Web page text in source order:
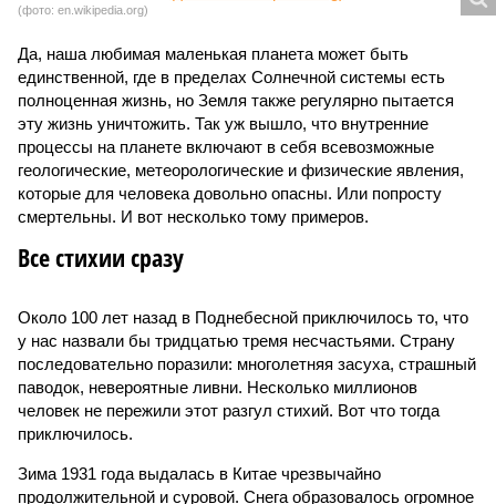
(фото: en.wikipedia.org)
Да, наша любимая маленькая планета может быть
единственной, где в пределах Солнечной системы есть
полноценная жизнь, но Земля также регулярно пытается
эту жизнь уничтожить. Так уж вышло, что внутренние
процессы на планете включают в себя всевозможные
геологические, метеорологические и физические явления,
которые для человека довольно опасны. Или попросту
смертельны. И вот несколько тому примеров.
Все стихии сразу
Около 100 лет назад в Поднебесной приключилось то, что
у нас назвали бы тридцатью тремя несчастьями. Страну
последовательно поразили: многолетняя засуха, страшный
паводок, невероятные ливни. Несколько миллионов
человек не пережили этот разгул стихий. Вот что тогда
приключилось.
Зима 1931 года выдалась в Китае чрезвычайно
продолжительной и суровой. Снега образовалось огромное